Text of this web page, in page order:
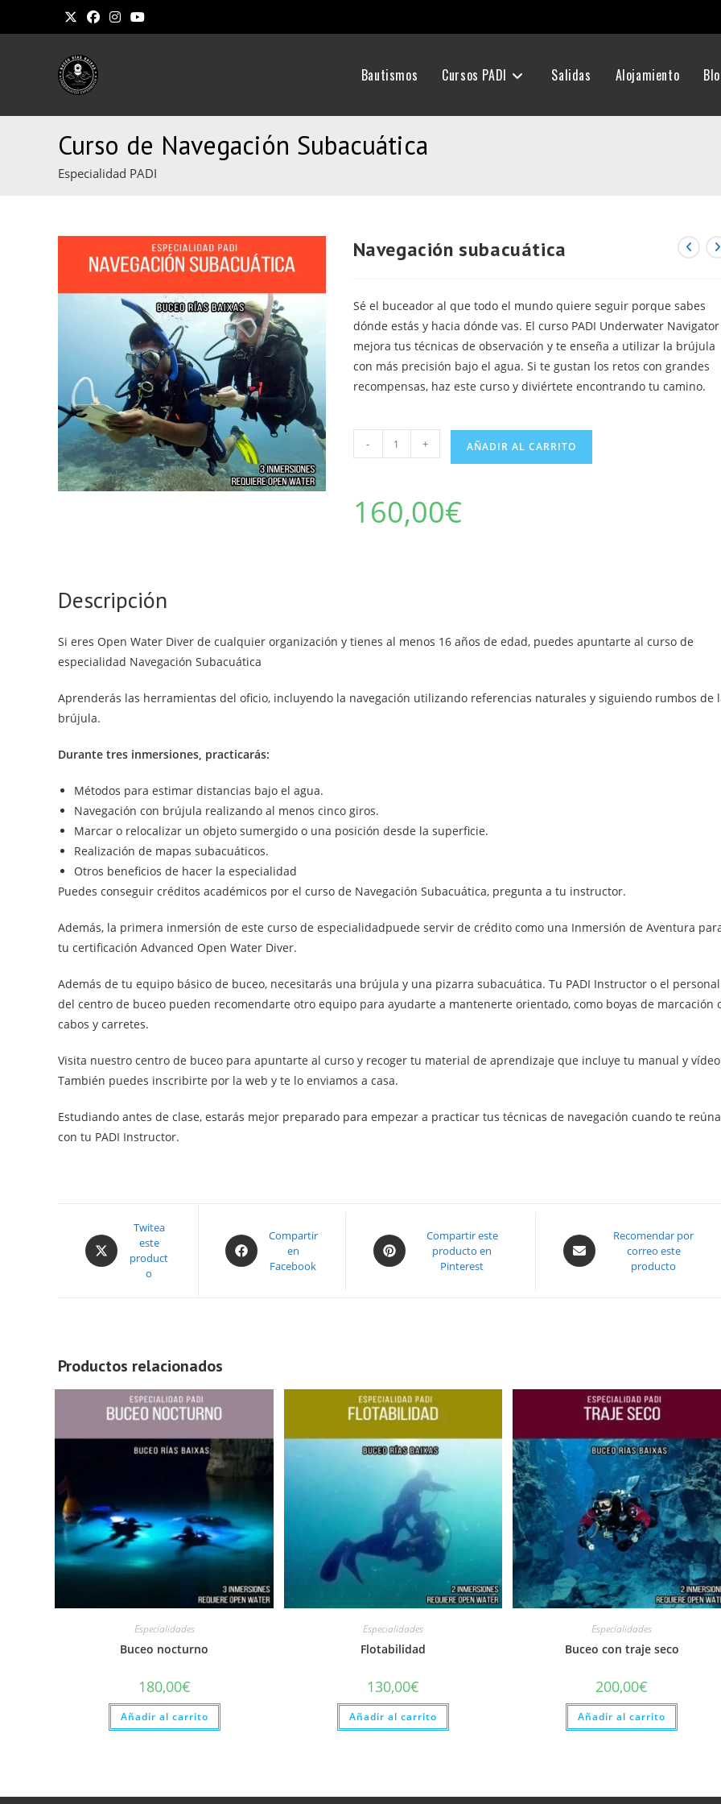
Bautismos Cursos PADI Salidas Alojamiento
Curso de Navegación Subacuática
Especialidad PADI
Navegación subacuática
Sé el buceador al que todo el mundo quiere seguir porque sabes
dónde estás y hacia dónde vas. El curso PADI Underwater Navigator
mejora tus técnicas de observación y te enseña a utilizar la brújula
con más precisión bajo el agua. Si te gustan los retos con grandes
recompensas, haz este curso y diviértete encontrando tu camino.
Navegación
subacuática
- + AÑADIR AL CARRITO
160,00€
Descripción
Si eres Open Water Diver de cualquier organización y tienes al menos 16 años de edad, puedes apuntarte al curso de
especialidad Navegación Subacuática
Aprenderás las herramientas del oficio, incluyendo la navegación utilizando referencias naturales y siguiendo rumbos de
brújula.
Durante tres inmersiones, practicarás:
Métodos para estimar distancias bajo el agua.
Navegación con brújula realizando al menos cinco giros.
Marcar o relocalizar un objeto sumergido o una posición desde la superficie.
Realización de mapas subacuáticos.
Otros beneficios de hacer la especialidad
Puedes conseguir créditos académicos por el curso de Navegación Subacuática, pregunta a tu instructor.
Además, la primera inmersión de este curso de especialidadpuede servir de crédito como una Inmersión de Aventura
tu certificación Advanced Open Water Diver.
Además de tu equipo básico de buceo, necesitarás una brújula y una pizarra subacuática. Tu PADI Instructor o el personal
del centro de buceo pueden recomendarte otro equipo para ayudarte a mantenerte orientado, como boyas de marcación
cabos y carretes.
Visita nuestro centro de buceo para apuntarte al curso y recoger tu material de aprendizaje que incluye tu manual y
También puedes inscribirte por la web y te lo enviamos a casa.
Estudiando antes de clase, estarás mejor preparado para empezar a practicar tus técnicas de navegación cuando te
con tu PADI Instructor.
in
a
Twitea
este
product
o
Opens
in
Compartir
en
Facebook
Opens
in
Compartir este
producto en
Pinterest
Opens
in
Recomendar por
correo este
producto
Productos relacionados
Especialidades
Buceo nocturno
180,00€
Añadir al carrito
Especialidades
Flotabilidad
130,00€
Añadir al carrito
Especialidades
Buceo con traje seco
200,00€
Añadir al carrito